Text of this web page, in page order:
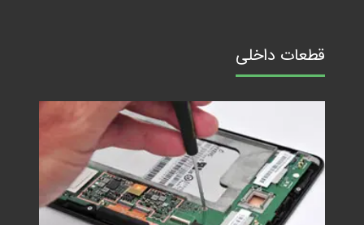
قطعات داخلی